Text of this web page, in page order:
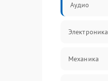
Аудио
Электроника
Механика